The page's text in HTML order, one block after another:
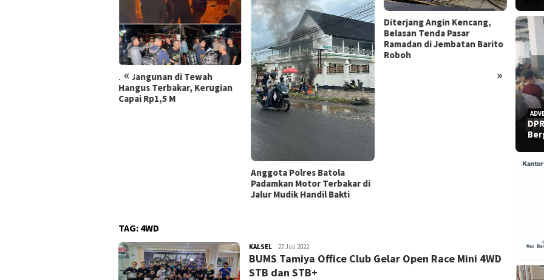
« »
Diterjang Angin Kencang,
Belasan Tenda Pasar
Ramadan di Jembatan Barito
Roboh
Refleksi Hari Pers Nasional
2026: Menguji Independensi
Polres
TAG: 4WD
KALSEL admin
27 Juli 2022
BUMS Tamiya Office Club Gelar Open Race Mini 4WD
STB dan STB+